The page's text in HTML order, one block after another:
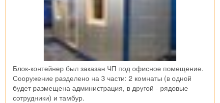
Блок-контейнер был заказан ЧП под офисное помещение.
Сооружение разделено на 3 части: 2 комнаты (в одной
будет размещена администрация, в другой - рядовые
сотрудники) и тамбур.